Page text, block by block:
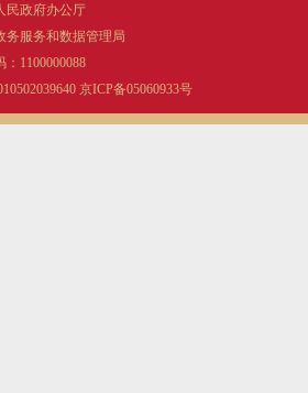
民政府办公厅
务服务和数据管理局
1100000088
京ICP备05060933号